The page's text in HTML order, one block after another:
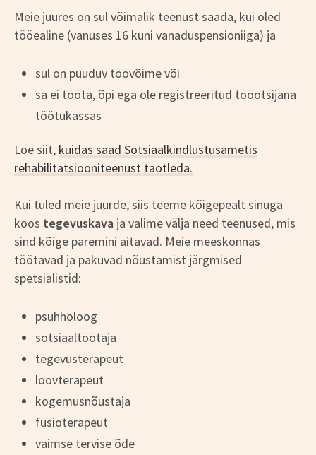
Meie juures on sul võimalik teenust saada, kui oled
tööealine (vanuses 16 kuni vanaduspensioniiga) ja
sul on puuduv töövõime või
sa ei tööta, õpi ega ole registreeritud tööotsijana
töötukassas
Loe siit, kuidas saad Sotsiaalkindlustusametis
rehabilitatsiooniteenust taotleda.
Kui tuled meie juurde, siis teeme kõigepealt sinuga
koos tegevuskava ja valime välja need teenused, mis
sind kõige paremini aitavad. Meie meeskonnas
töötavad ja pakuvad nõustamist järgmised
spetsialistid:
psühholoog
sotsiaaltöötaja
tegevusterapeut
loovterapeut
kogemusnõustaja
füsioterapeut
vaimse tervise õde